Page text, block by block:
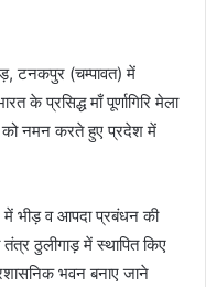
टनकपुर (चम्पावत) में
के प्रसिद्ध माँ पूर्णागिरि मेला
को नमन करते हुए प्रदेश में
में भीड़ व आपदा प्रबंधन की
तंत्र ठुलीगाड़ में स्थापित किए
भवन बनाए जाने